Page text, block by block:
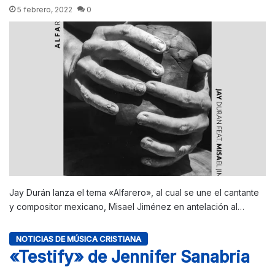
5 febrero, 2022 0
Jay Durán lanza el tema «Alfarero», al cual se une el cantante
y compositor mexicano, Misael Jiménez en antelación al…
NOTICIAS DE MÚSICA CRISTIANA
«Testify» de Jennifer Sanabria